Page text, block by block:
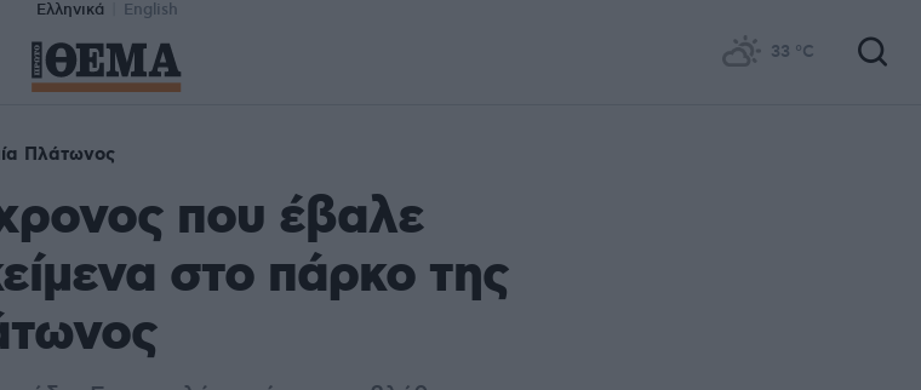
Ελληνικά English
33 °C
Πλάτωνος
που έβαλε
στο πάρκο της